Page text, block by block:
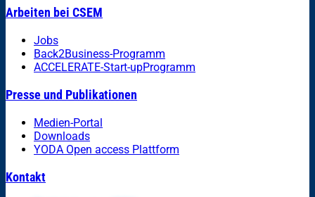
Arbeiten bei CSEM
Jobs
Back2Business-Programm
ACCELERATE-Start-upProgramm
Presse und Publikationen
Medien-Portal
Downloads
YODA Open access Plattform
Kontakt